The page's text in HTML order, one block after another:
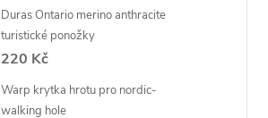
Duras Ontario merino anthracite
turistické ponožky
220 Kč
Warp krytka hrotu pro nordic-
walking hole